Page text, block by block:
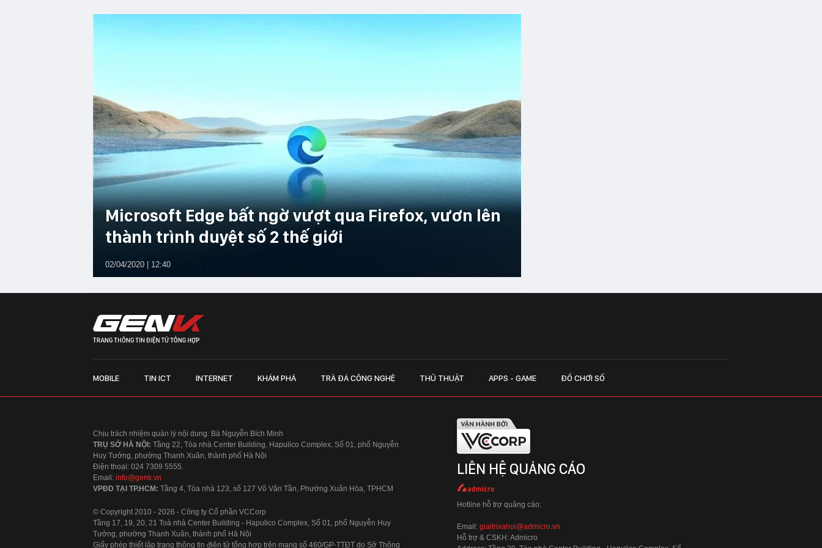
Microsoft Edge bất ngờ vượt qua Firefox, vươn lên
thành trình duyệt số 2 thế giới
02/04/2020 | 12:40
MOBILE TIN ICT INTERNET KHÁM PHÁ TRÀ ĐÁ CÔNG NGHỆ THỦ THUẬT APPS - GAME ĐỒ CHƠI SỐ
Chịu trách nhiệm quản lý nội dung: Bà Nguyễn Bích Minh
TRỤ SỞ HÀ NỘI: Tầng 22, Tòa nhà Center Building, Hapulico Complex, Số 01, phố Nguyễn
Huy Tưởng, phường Thanh Xuân, thành phố Hà Nội
Điện thoại: 024 7309 5555.
Email: info@genk.vn
VPĐD TẠI TP.HCM: Tầng 4, Tòa nhà 123, số 127 Võ Văn Tần, Phường Xuân Hòa, TPHCM
© Copyright 2010 - 2026 - Công ty Cổ phần VCCorp
Tầng 17, 19, 20, 21 Toà nhà Center Building - Hapulico Complex, Số 01, phố Nguyễn Huy
Tưởng, phường Thanh Xuân, thành phố Hà Nội
Giấy phép thiết lập trang thông tin điện tử tổng hợp trên mạng số 460/GP-TTĐT do Sở Thông
LIÊN HỆ QUẢNG CÁO
Hotline hỗ trợ quảng cáo:
Email: giaitrixahoi@admicro.vn
Hỗ trợ & CSKH: Admicro